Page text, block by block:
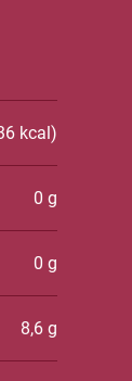
kcal)
0 g
0 g
8,6 g